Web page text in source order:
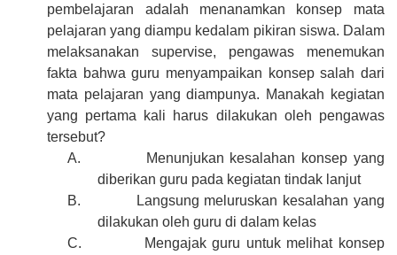
pembelajaran adalah menanamkan konsep mata
pelajaran yang diampu kedalam pikiran siswa. Dalam
melaksanakan supervise, pengawas menemukan
fakta bahwa guru menyampaikan konsep salah dari
mata pelajaran yang diampunya. Manakah kegiatan
yang pertama kali harus dilakukan oleh pengawas
tersebut?
A.
Menunjukan kesalahan konsep yang
diberikan guru pada kegiatan tindak lanjut
B.
Langsung meluruskan kesalahan yang
dilakukan oleh guru di dalam kelas
C.
Mengajak guru untuk melihat konsep